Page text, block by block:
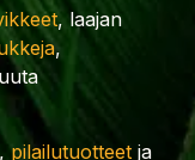
, laajan
,
,pilailutuotteet ja